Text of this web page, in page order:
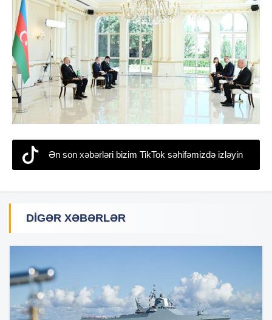
Ən son xəbərləri bizim TikTok səhifəmizdə izləyin
DIGƏR XƏBƏRLƏR